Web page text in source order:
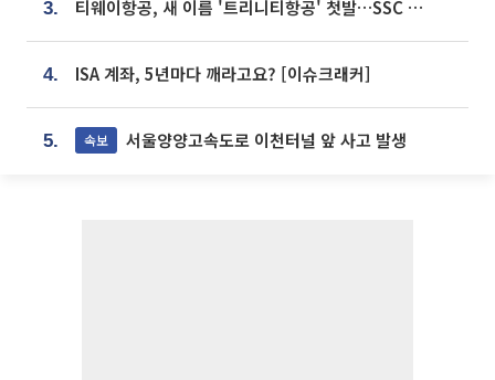
3. 티웨이항공, 새 이름 '트리니티항공' 첫발…SSC 전략 본격화
4. ISA 계좌, 5년마다 깨라고요? [이슈크래커]
5. 속보 서울양양고속도로 이천터널 앞 사고 발생